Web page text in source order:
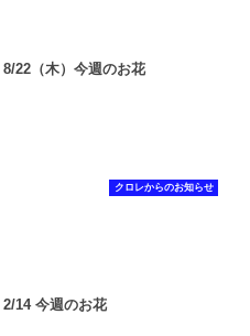
8/22（木）今週のお花
クロレからのお知らせ
2/14 今週のお花